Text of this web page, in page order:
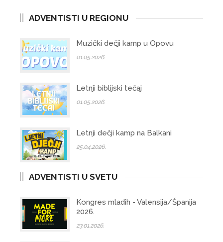
ADVENTISTI U REGIONU
Muzički dečji kamp u Opovu
01.05.2026.
Letnji biblijski tečaj
01.05.2026.
Letnji dečji kamp na Balkani
25.04.2026.
ADVENTISTI U SVETU
Kongres mladih - Valensija/Španija
2026.
23.01.2026.